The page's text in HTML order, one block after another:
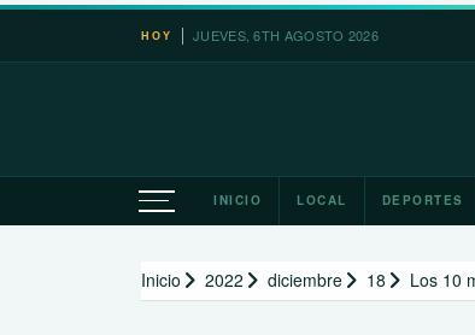
Saltar
HOY JUEVES, 6TH AGOSTO 2026
INICIO LOCAL DEPORTES
Inicio 2022 diciembre 18 Los 10